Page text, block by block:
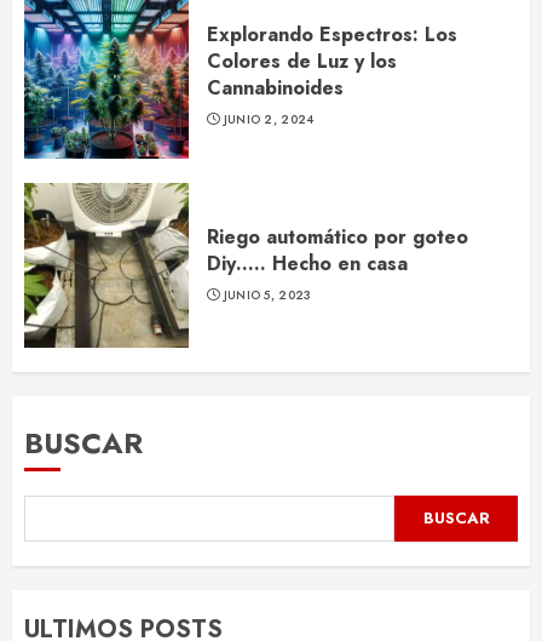
Explorando Espectros: Los
Colores de Luz y los
Cannabinoides
JUNIO 2, 2024
Riego automático por goteo
Diy….. Hecho en casa
JUNIO 5, 2023
BUSCAR
BUSCAR
ULTIMOS POSTS